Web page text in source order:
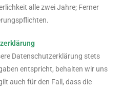
alle zwei Jahre; Ferner
Datenschutzerklärung stets
entspricht, behalten wir uns
auch für den Fall, dass die